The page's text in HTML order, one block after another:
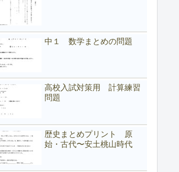
中１ 数学まとめの問題
高校入試対策用 計算練習
問題
歴史まとめプリント 原
始・古代〜安土桃山時代